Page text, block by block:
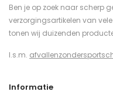
Ben je op zoek naar scherp
verzorgingsartikelen van
tonen wij duizenden
I.s.m.
Informatie